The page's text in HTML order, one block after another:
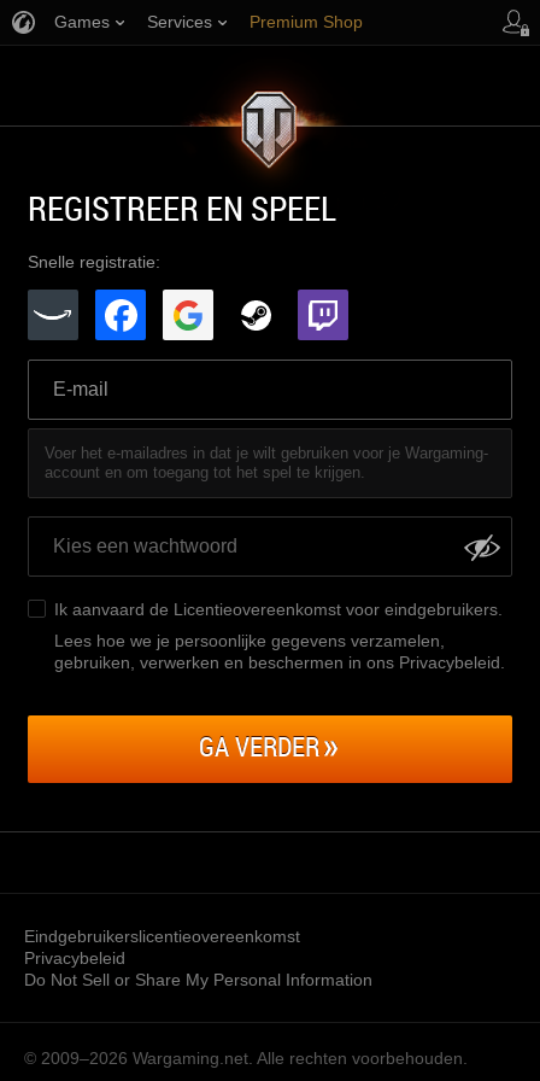
Games Services Premium Shop
REGISTREER EN SPEEL
Snelle registratie:
Voer het e-mailadres in dat je wilt gebruiken voor je Wargaming-
account en om toegang tot het spel te krijgen.
Ik aanvaard de Licentieovereenkomst voor eindgebruikers
Lees hoe we je persoonlijke gegevens verzamelen,
gebruiken, verwerken en beschermen in ons Privacybeleid
GA VERDER
Eindgebruikerslicentieovereenkomst
Privacybeleid
Do Not Sell or Share My Personal Information
© 2009–2026 Wargaming.net. Alle rechten voorbehouden.